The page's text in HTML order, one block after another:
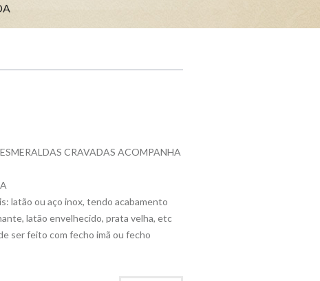
CRAVADAS ACOMPANHA
latão ou aço inox, tendo acabamento
latão envelhecido, prata velha, etc
ser feito com fecho imã ou fecho